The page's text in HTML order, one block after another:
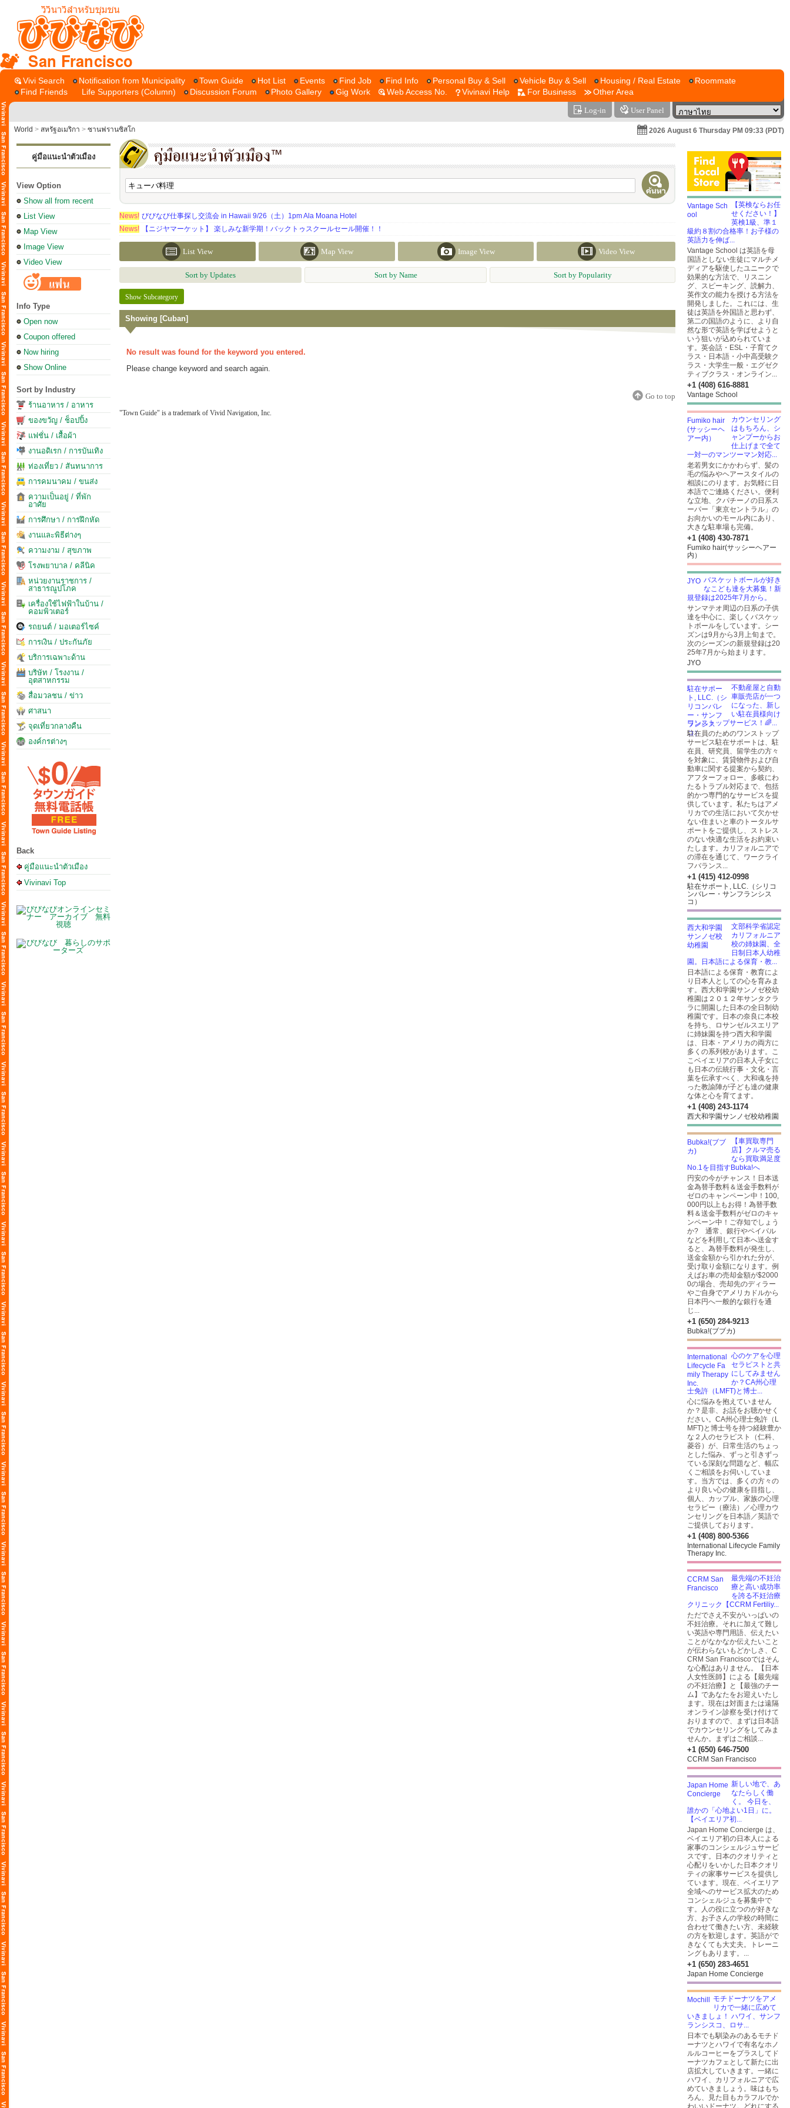
San Francisco
Vivi Search Notification from Municipality Town Guide Hot List Events Find Job Find Info Personal Buy & Sell Vehicle Buy & Sell Housing / Real Estate
Roommate
Find Friends
Life Supporters (Column) Discussion Forum Photo Gallery Gig Work Web Access No. Vivinavi Help For Business Other Area
Log-in User Panel
World > สหรัฐอเมริกา > ซานฟรานซิสโก 2026 August 6 Thursday PM 09:33 (PDT)
คู่มือแนะนำตัวเมือง
View Option
Show all from recent
List View
Map View
Image View
Video View
Info Type
Open now
Coupon offered
Now hiring
Show Online
Sort by Industry
ร้านอาหาร / อาหาร
ของขวัญ / ช็อปปิ้ง
แฟชั่น / เสื้อผ้า
งานอดิเรก / การบันเทิง
ท่องเที่ยว / สันทนาการ
การคมนาคม / ขนส่ง
ความเป็นอยู่ / ที่พัก
อาศัย
การศึกษา / การฝึกหัด
งานและพิธีต่างๆ
ความงาม / สุขภาพ
โรงพยาบาล / คลีนิค
หน่วยงานราชการ /
สาธารณูปโภค
เครื่องใช้ไฟฟ้าในบ้าน /
คอมพิวเตอร์
รถยนต์ / มอเตอร์ไซค์
การเงิน / ประกันภัย
บริการเฉพาะด้าน
บริษัท / โรงงาน /
อุตสาหกรรม
สื่อมวลชน / ข่าว
ศาสนา
จุดเที่ยวกลางคืน
องค์กรต่างๆ
Back
คู่มือแนะนำตัวเมือง
Vivinavi Top
News! びびなび仕事探し交流会 in Hawaii 9/26（土）1pm Ala Moana Hotel
News!
【ニジヤマーケット】 楽しみな新学期！バックトゥスクールセール開催！！
List View Map View Image View Video View
Sort by Updates Sort by Name Sort by Popularity
Show Subcategory
Showing [Cuban]
No result was found for the keyword you entered.
Please change keyword and search again.
Go to top
"Town Guide" is a trademark of Vivid Navigation, Inc.
【英検ならお任
せください！】
英検1級、準１
級約８割の合格率！お子様の
英語力を伸ば...
Vantage School は英語を母
国語としない生徒にマルチメ
ディアを駆使したユニークで
効果的な方法で、リスニン
グ、スピーキング、読解力、
英作文の能力を授ける方法を
開発しました。これには、生
徒は英語を外国語と思わず、
第二の国語のように、より自
然な形で英語を学ばせようと
いう狙いが込められていま
す。英会話・ESL・子育てク
ラス・日本語・小中高受験ク
ラス・大学生一般・エグゼク
ティブクラス・オンライン...
+1 (408) 616-8881
Vantage School
カウンセリング
はもちろん、シ
ャンプーからお
仕上げまで全て
一対一のマンツーマン対応...
老若男女にかかわらず、髪の
毛の悩みやヘアースタイルの
相談にのります。お気軽に日
本語でご連絡ください。便利
な立地、クパチーノの日系ス
ーパー「東京セントラル」の
お向かいのモール内にあり、
大きな駐車場も完備。
+1 (408) 430-7871
Fumiko hair(サッシーヘアー
内）
バスケットボールが好き
なこども達を大募集！新
規登録は2025年7月から。
サンマテオ周辺の日系の子供
達を中心に、楽しくバスケッ
トボールをしています。シー
ズンは9月から3月上旬まで。
次のシーズンの新規登録は20
25年7月から始まります。
JYO
不動産屋と自動
車販売店が一つ
になった、新し
い駐在員様向け
ワンストップサービス！🌈...
駐在員のためのワンストップ
サービス駐在サポートは、駐
在員、研究員、留学生の方々
を対象に、賃貸物件および自
動車に関する提案から契約、
アフターフォロー、多岐にわ
たるトラブル対応まで、包括
的かつ専門的なサービスを提
供しています。私たちはアメ
リカでの生活において欠かせ
ない住まいと車のトータルサ
ポートをご提供し、ストレス
のない快適な生活をお約束い
たします。カリフォルニアで
の滞在を通じて、ワークライ
フバランス...
+1 (415) 412-0998
駐在サポート, LLC.（シリコ
ンバレー・サンフランシス
コ）
文部科学省認定
カリフォルニア
校の姉妹園、全
日制日本人幼稚
園。日本語による保育・教...
日本語による保育・教育によ
り日本人としての心を育みま
す。西大和学園サンノゼ校幼
稚園は２０１２年サンタクラ
ラに開園した日本の全日制幼
稚園です。日本の奈良に本校
を持ち、ロサンゼルスエリア
に姉妹園を持つ西大和学園
は、日本・アメリカの両方に
多くの系列校があります。こ
こベイエリアの日本人子女に
も日本の伝統行事・文化・言
葉を伝承すべく、大和魂を持
った教諭陣が子ども達の健康
な体と心を育てます。
+1 (408) 243-1174
西大和学園サンノゼ校幼稚園
【車買取専門
店】クルマ売る
なら買取満足度
No.1を目指すBubka!へ
円安の今がチャンス！日本送
金為替手数料＆送金手数料が
ゼロのキャンペーン中！100,
000円以上もお得！為替手数
料＆送金手数料がゼロのキャ
ンペーン中！ご存知でしょう
か? 通常、銀行やペイパル
などを利用して日本へ送金す
ると、為替手数料が発生し、
送金金額から引かれた分が、
受け取り金額になります。例
えばお車の売却金額が$2000
0の場合、売却先のディラー
やご自身でアメリカドルから
日本円へ一般的な銀行を通
じ...
+1 (650) 284-9213
Bubka!(ブブカ)
心のケアを心理
セラピストと共
にしてみません
か？CA州心理
士免許（LMFT)と博士...
心に悩みを抱えていません
か？是非、お話をお聴かせく
ださい。CA州心理士免許（L
MFT)と博士号を持つ経験豊か
な２人のセラピスト（仁科、
菱谷）が、日常生活のちょっ
とした悩み、ずっと引きずっ
ている深刻な問題など、幅広
くご相談をお伺いしていま
す。当方では、多くの方々の
より良い心の健康を目指し、
個人、カップル、家族の心理
セラピー（療法）／心理カウ
ンセリングを日本語／英語で
ご提供しております。
+1 (408) 800-5366
International Lifecycle Family
Therapy Inc.
最先端の不妊治
療と高い成功率
を誇る不妊治療
クリニック【CCRM Fertiliy...
ただでさえ不安がいっぱいの
不妊治療。それに加えて難し
い英語や専門用語、伝えたい
ことがなかなか伝えたいこと
が伝わらないもどかしさ、C
CRM San Franciscoではそん
な心配はありません。【日本
人女性医師】による【最先端
の不妊治療】と【最強のチー
ム】であなたをお迎えいたし
ます。現在は対面または遠隔
オンライン診察を受け付けて
おりますので、まずは日本語
でカウンセリングをしてみま
せんか。まずはご相談...
+1 (650) 646-7500
CCRM San Francisco
新しい地で、あ
なたらしく働
く。 今日を、
誰かの「心地よい1日」に。
【ベイエリア初...
Japan Home Concierge は、
ベイエリア初の日本人による
家事のコンシェルジュサービ
スです。日本のクオリティと
心配りをいかした日本クオリ
ティの家事サービスを提供し
ています。現在、ベイエリア
全域へのサービス拡大のため
コンシェルジュを募集中で
す。人の役に立つのが好きな
方、お子さんの学校の時間に
合わせて働きたい方、未経験
の方を歓迎します。英語がで
きなくても大丈夫。トレーニ
ングもあります。...
+1 (650) 283-4651
Japan Home Concierge
モチドーナツをアメ
リカで一緒に広めて
いきましょ！ ハワイ、サンフ
ランシスコ、ロサ...
日本でも馴染みのあるモチド
ーナツとハワイで有名なホノ
ルルコーヒーをプラスしてド
ーナツカフェとして新たに出
店拡大していきます。一緒に
ハワイ、カリフォルニアで広
めていきましょう。味はもち
ろん、見た目もカラフルでか
わいいドーナツ。どれにする